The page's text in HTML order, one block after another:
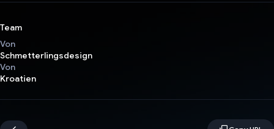
Team
Von
Schmetterlingsdesign
Von
Kroatien